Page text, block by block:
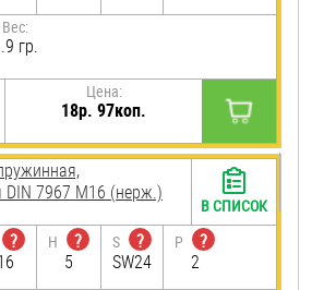
Вес:
гр.
Цена:
18р. 97коп.
DIN 7967 М16 (нерж.)
?
H
?
5
S
?
SW24
P
?
2
В СПИСОК